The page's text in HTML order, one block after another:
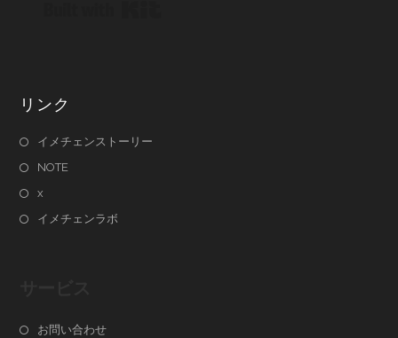
リンク
イメチェンストーリー
NOTE
x
イメチェンラボ
お問い合わせ